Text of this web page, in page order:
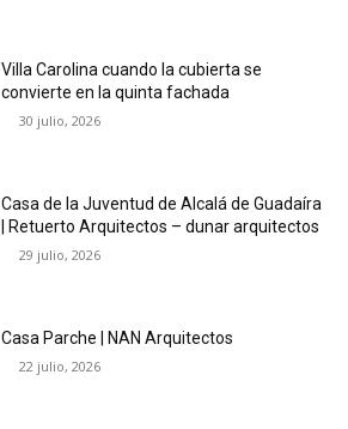
Villa Carolina cuando la cubierta se
convierte en la quinta fachada
30 julio, 2026
Casa de la Juventud de Alcalá de Guadaíra
| Retuerto Arquitectos – dunar arquitectos
29 julio, 2026
Casa Parche | NAN Arquitectos
22 julio, 2026